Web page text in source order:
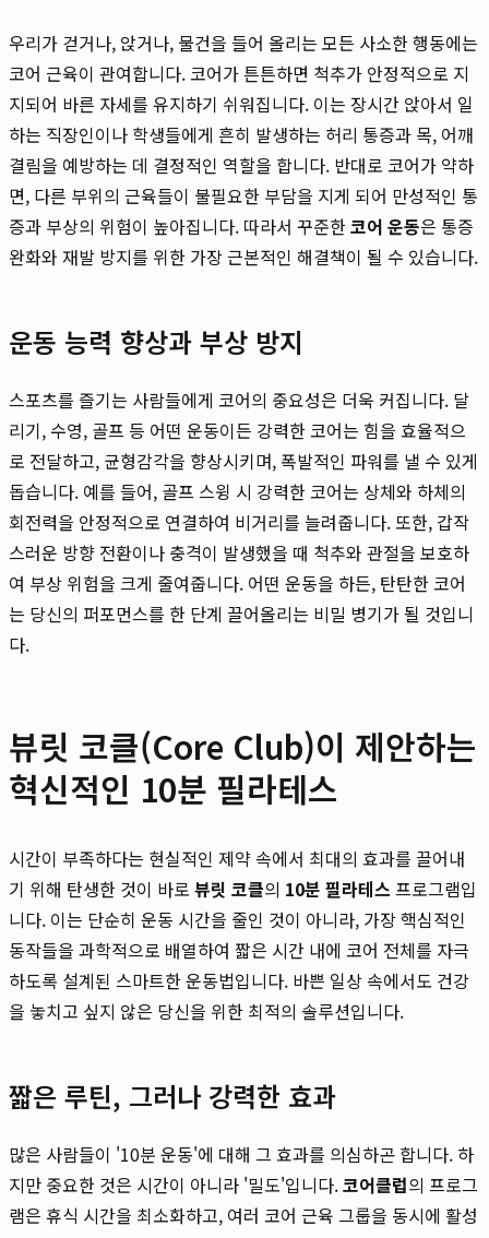
우리가 걷거나, 앉거나, 물건을 들어 올리는 모든 사소한 행동에는
코어 근육이 관여합니다. 코어가 튼튼하면 척추가 안정적으로 지
지되어 바른 자세를 유지하기 쉬워집니다. 이는 장시간 앉아서 일
하는 직장인이나 학생들에게 흔히 발생하는 허리 통증과 목, 어깨
결림을 예방하는 데 결정적인 역할을 합니다. 반대로 코어가 약하
면, 다른 부위의 근육들이 불필요한 부담을 지게 되어 만성적인 통
증과 부상의 위험이 높아집니다. 따라서 꾸준한코어 운동은 통증
완화와 재발 방지를 위한 가장 근본적인 해결책이 될 수 있습니다.
운동 능력 향상과 부상 방지
스포츠를 즐기는 사람들에게 코어의 중요성은 더욱 커집니다. 달
리기, 수영, 골프 등 어떤 운동이든 강력한 코어는 힘을 효율적으
로 전달하고, 균형감각을 향상시키며, 폭발적인 파워를 낼 수 있게
돕습니다. 예를 들어, 골프 스윙 시 강력한 코어는 상체와 하체의
회전력을 안정적으로 연결하여 비거리를 늘려줍니다. 또한, 갑작
스러운 방향 전환이나 충격이 발생했을 때 척추와 관절을 보호하
여 부상 위험을 크게 줄여줍니다. 어떤 운동을 하든, 탄탄한 코어
는 당신의 퍼포먼스를 한 단계 끌어올리는 비밀 병기가 될 것입니
다.
뷰릿 코클(Core Club)이 제안하는
혁신적인 10분 필라테스
시간이 부족하다는 현실적인 제약 속에서 최대의 효과를 끌어내
기 위해 탄생한 것이 바로 뷰릿 코클의 10분 필라테스 프로그램입
니다. 이는 단순히 운동 시간을 줄인 것이 아니라, 가장 핵심적인
동작들을 과학적으로 배열하여 짧은 시간 내에 코어 전체를 자극
하도록 설계된 스마트한 운동법입니다. 바쁜 일상 속에서도 건강
을 놓치고 싶지 않은 당신을 위한 최적의 솔루션입니다.
짧은 루틴, 그러나 강력한 효과
많은 사람들이 '10분 운동'에 대해 그 효과를 의심하곤 합니다. 하
지만 중요한 것은 시간이 아니라 '밀도'입니다.코어클럽의 프로그
램은 휴식 시간을 최소화하고, 여러 코어 근육 그룹을 동시에 활성